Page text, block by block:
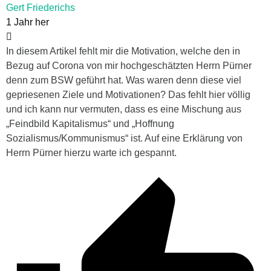
Gert Friederichs
1 Jahr her
In diesem Artikel fehlt mir die Motivation, welche den in
Bezug auf Corona von mir hochgeschätzten Herrn Pürner
denn zum BSW geführt hat. Was waren denn diese viel
gepriesenen Ziele und Motivationen? Das fehlt hier völlig
und ich kann nur vermuten, dass es eine Mischung aus
„Feindbild Kapitalismus“ und „Hoffnung
Sozialismus/Kommunismus“ ist. Auf eine Erklärung von
Herrn Pürner hierzu warte ich gespannt.